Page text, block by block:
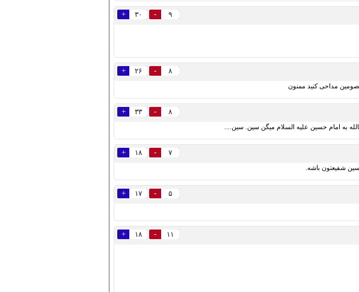
۳۰ + ۹ -
۲۶ + ۸ -
مداحی کنید ممنون
۳۳ + ۸ -
به امام حسین علیه السلام میگن سین. سین....
۱۸ + ۷ -
شفیعتون باشه.
۱۷ + ۵ -
۱۸ + ۱۱ -